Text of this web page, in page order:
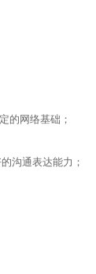
的网络基础；
沟通表达能力；